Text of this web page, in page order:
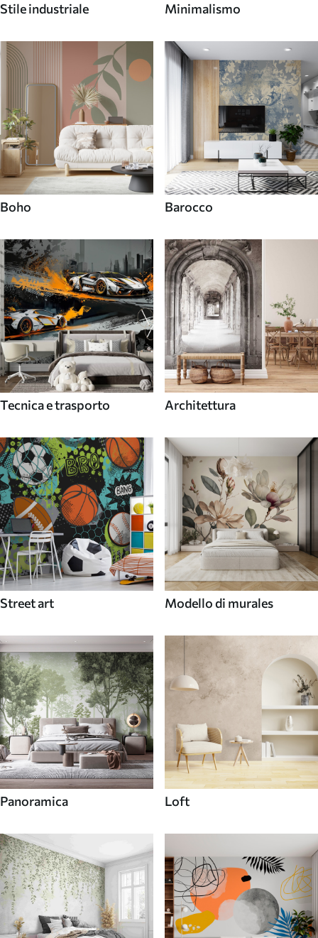
Stile industriale Minimalismo
Boho Barocco
Tecnica e trasporto Architettura
Street art Modello di murales
Panoramica Loft